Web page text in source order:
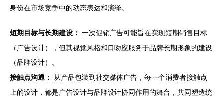
身份在市场竞争中的动态表达和演绎。
短期目标与长期建设： 一次促销广告可能旨在实现短期销售目标
（广告设计），但其视觉风格和口吻应服务于品牌长期形象的建设
（品牌设计）。
接触点沟通：
从产品包装到社交媒体广告，每一个消费者接触点
上的设计，都是广告设计与品牌设计协同作用的舞台，共同塑造统